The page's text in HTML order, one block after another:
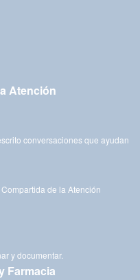
Atención
conversaciones que ayudan
de la Atención
y documentar.
Farmacia